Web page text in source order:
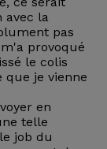
avec la
pas
provoqué
le colis
que je vienne
en
telle
job du